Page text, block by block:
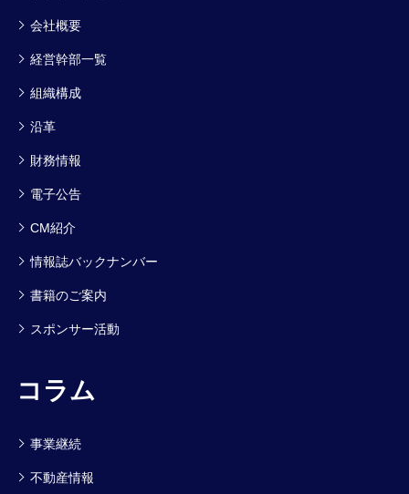
会社概要
経営幹部一覧
組織構成
沿革
財務情報
電子公告
CM紹介
情報誌バックナンバー
書籍のご案内
スポンサー活動
コラム
事業継続
不動産情報